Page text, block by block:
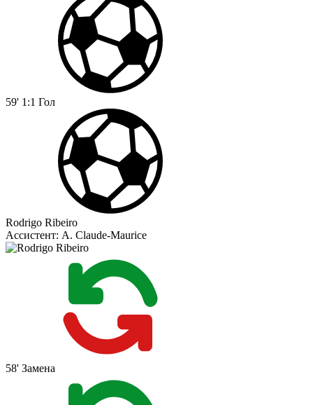
59' 1:1 Гол
Rodrigo Ribeiro
Ассистент: A. Claude-Maurice
58' Замена